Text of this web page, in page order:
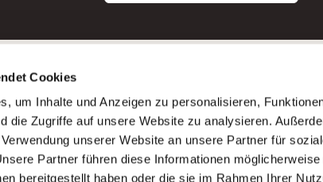
Cookies
um Inhalte und Anzeigen zu personalisieren,
die Zugriffe auf unsere Website zu analysieren.
unserer Website an unsere Partner für
Partner führen diese Informationen
bereitgestellt haben oder die sie im Rahmen Ihrer
als Altenpfleger*in
als Krankenpfleger*in
als Altenpflegehelfer*in
als Erzieher*in
AWO Gliederungen
Stellenangebote nach
Sitemap
Impressum
Datenschutz